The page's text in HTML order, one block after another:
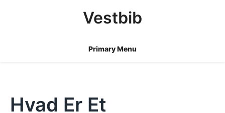
Vestbib
Primary Menu
Hvad Er Et